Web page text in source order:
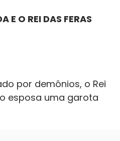
E O REI DAS FERAS
por demônios, o Rei
esposa uma garota